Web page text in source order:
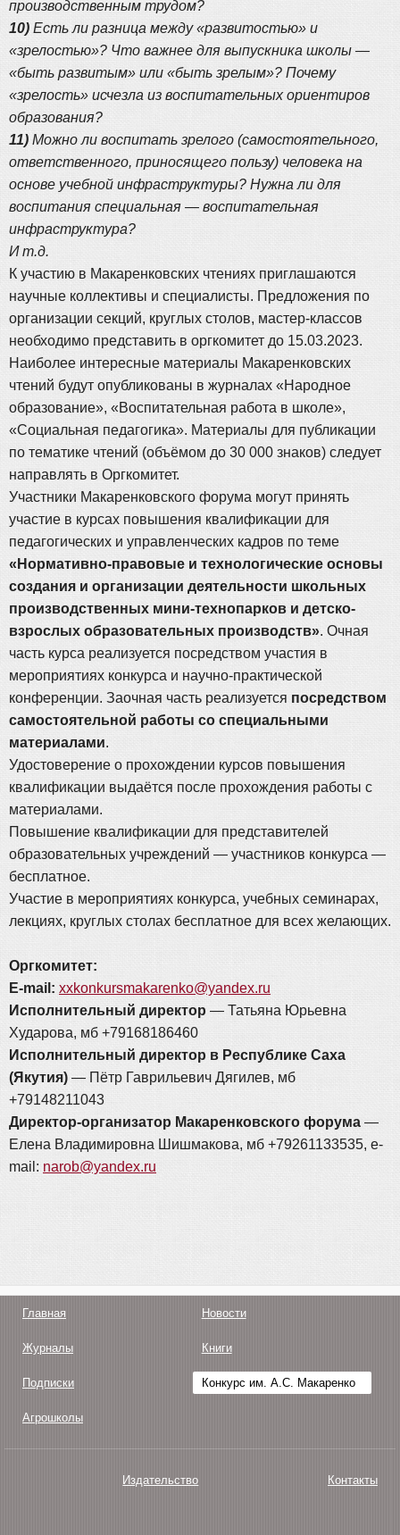
производственным трудом?
10) Есть ли разница между «развитостью» и
«зрелостью»? Что важнее для выпускника школы —
«быть развитым» или «быть зрелым»? Почему
«зрелость» исчезла из воспитательных ориентиров
образования?
11) Можно ли воспитать зрелого (самостоятельного,
ответственного, приносящего пользу) человека на
основе учебной инфраструктуры? Нужна ли для
воспитания специальная — воспитательная
инфраструктура?
И т.д.
К участию в Макаренковских чтениях приглашаются
научные коллективы и специалисты. Предложения по
организации секций, круглых столов, мастер-классов
необходимо представить в оргкомитет до 15.03.2023.
Наиболее интересные материалы Макаренковских
чтений будут опубликованы в журналах «Народное
образование», «Воспитательная работа в школе»,
«Социальная педагогика». Материалы для публикации
по тематике чтений (объёмом до 30 000 знаков) следует
направлять в Оргкомитет.
Участники Макаренковского форума могут принять
участие в курсах повышения квалификации для
педагогических и управленческих кадров по теме
«Нормативно-правовые и технологические основы
создания и организации деятельности школьных
производственных мини-технопарков и детско-
взрослых образовательных производств». Очная
часть курса реализуется посредством участия в
мероприятиях конкурса и научно-практической
конференции. Заочная часть реализуется посредством
самостоятельной работы со специальными
материалами.
Удостоверение о прохождении курсов повышения
квалификации выдаётся после прохождения работы с
материалами.
Повышение квалификации для представителей
образовательных учреждений — участников конкурса —
бесплатное.
Участие в мероприятиях конкурса, учебных семинарах,
лекциях, круглых столах бесплатное для всех желающих.
Оргкомитет:
E-mail: xxkonkursmakarenko@yandex.ru
Исполнительный директор — Татьяна Юрьевна
Хударова, мб +79168186460
Исполнительный директор в Республике Саха
(Якутия) — Пётр Гаврильевич Дягилев, мб
+79148211043
Директор-организатор Макаренковского форума —
Елена Владимировна Шишмакова, мб +79261133535, e-
mail: narob@yandex.ru
Главная Новости
Журналы Книги
Подписки Конкурс им. А.С. Макаренко
Агрошколы
Издательство Контакты